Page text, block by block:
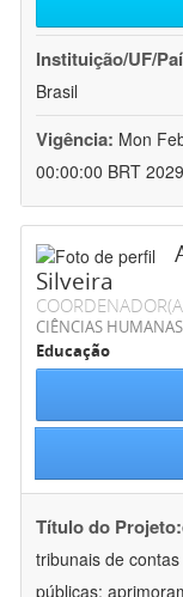
Instituição/UF/
Brasil
Vigência: Mon
00:00:00 BRT 2029
Silveira
CIÊNCIAS HUMANAS
Educação
Título do Projeto:
tribunais de
públicas: